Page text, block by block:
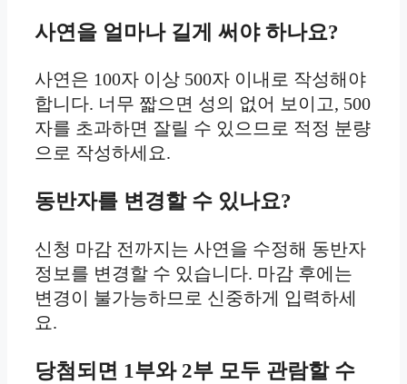
사연을 얼마나 길게 써야 하나요?
사연은 100자 이상 500자 이내로 작성해야
합니다. 너무 짧으면 성의 없어 보이고, 500
자를 초과하면 잘릴 수 있으므로 적정 분량
으로 작성하세요.
동반자를 변경할 수 있나요?
신청 마감 전까지는 사연을 수정해 동반자
정보를 변경할 수 있습니다. 마감 후에는
변경이 불가능하므로 신중하게 입력하세
요.
당첨되면 1부와 2부 모두 관람할 수